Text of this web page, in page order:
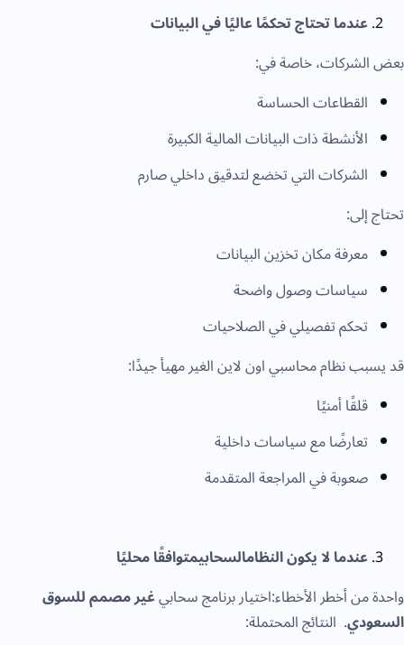
عندما تحتاج تحكمًا عاليًا في البيانات
الشركات، خاصة في:
القطاعات الحساسة
الأنشطة ذات البيانات المالية الكبيرة
الشركات التي تخضع لتدقيق داخلي صارم
إلى:
معرفة مكان تخزين البيانات
سياسات وصول واضحة
تحكم تفصيلي في الصلاحيات
يسبب نظام محاسبي اون لاين الغير مهيأ جيدًا:
قلقًا أمنيًا
تعارضًا مع سياسات داخلية
صعوبة في المراجعة المتقدمة
عندما لا يكون النظامالسحابيمتوافقًا محليًا
من أخطر الأخطاء:اختيار برنامج سحابيغير مصمم للسوق
. النتائج المحتملة: